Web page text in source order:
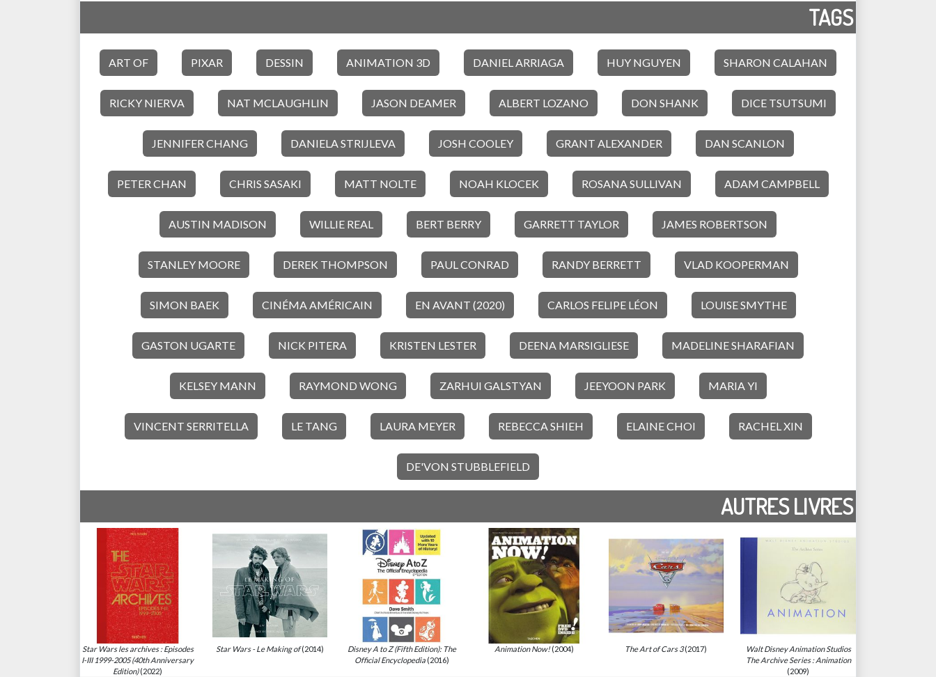
TAGS
ART OF PIXAR DESSIN ANIMATION 3D DANIEL ARRIAGA HUY NGUYEN SHARON CALAHAN
RICKY NIERVA NAT MCLAUGHLIN JASON DEAMER ALBERT LOZANO DON SHANK DICE TSUTSUMI
JENNIFER CHANG DANIELA STRIJLEVA JOSH COOLEY GRANT ALEXANDER DAN SCANLON
PETER CHAN CHRIS SASAKI MATT NOLTE NOAH KLOCEK ROSANA SULLIVAN ADAM CAMPBELL
AUSTIN MADISON WILLIE REAL BERT BERRY GARRETT TAYLOR JAMES ROBERTSON
STANLEY MOORE DEREK THOMPSON PAUL CONRAD RANDY BERRETT VLAD KOOPERMAN
SIMON BAEK CINÉMA AMÉRICAIN EN AVANT (2020) CARLOS FELIPE LÉON LOUISE SMYTHE
GASTON UGARTE NICK PITERA KRISTEN LESTER DEENA MARSIGLIESE MADELINE SHARAFIAN
KELSEY MANN RAYMOND WONG ZARHUI GALSTYAN JEEYOON PARK MARIA YI
VINCENT SERRITELLA LE TANG LAURA MEYER REBECCA SHIEH ELAINE CHOI RACHEL XIN
DE'VON STUBBLEFIELD
AUTRES LIVRES
Star Wars les archives : Episodes
I-III 1999-2005 (40th Anniversary
Edition)(2022)
Star Wars - Le Making of(2014)
Disney A to Z (Fifth Edition): The
Official Encyclopedia (2016)
Animation Now!(2004) The Art of Cars 3(2017)
Walt Disney Animation Studios
The Archive Series : Animation
(2009)